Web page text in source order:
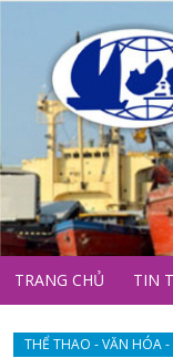
TRANG CHỦ TIN
THỂ THAO - VĂN HÓA